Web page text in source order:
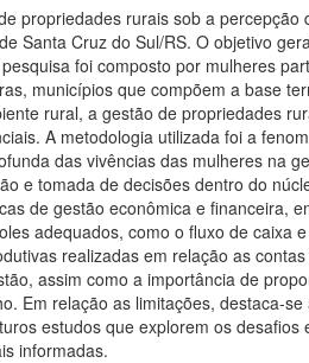
propriedades rurais sob a
Santa Cruz do Sul/RS. O objetivo
foi composto por mulheres
municípios que compõem a base
rural, a gestão de propriedades
A metodologia utilizada foi a
das vivências das mulheres na
e tomada de decisões dentro do
de gestão econômica e financeira,
adequados, como o fluxo de caixa
realizadas em relação as
assim como a importância de
Em relação as limitações, destaca-
estudos que explorem os
informadas.